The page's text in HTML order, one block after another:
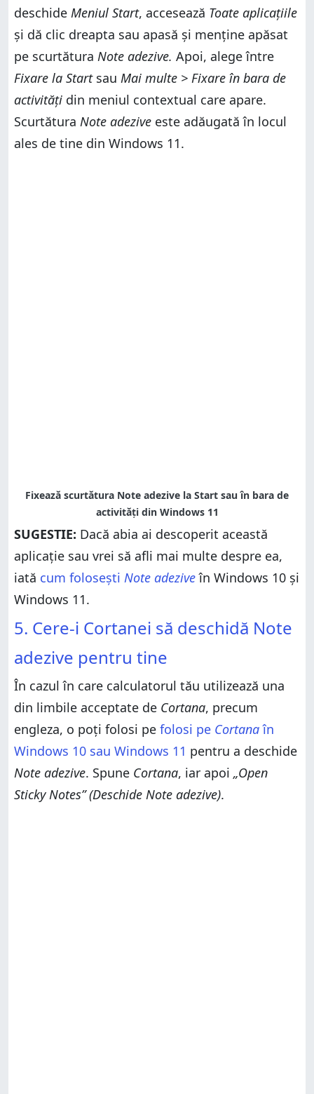
deschide Meniul Start, accesează Toate aplicațiile
și dă clic dreapta sau apasă și menține apăsat
pe scurtătura Note adezive. Apoi, alege între
Fixare la Startsau Mai multe > Fixare în bara de
activități din meniul contextual care apare.
Scurtătura Note adezive este adăugată în locul
ales de tine din Windows 11.
SUGESTIE: Dacă abia ai descoperit această
aplicație sau vrei să afli mai multe despre ea,
iată cum folosești Note adeziveîn Windows 10 și
Windows 11.
5. Cere-i Cortanei să deschidă Note
adezive pentru tine
În cazul în care calculatorul tău utilizează una
din limbile acceptate de Cortana, precum
engleza, o poți folosi pe folosi pe Cortanaîn
Windows 10 sau Windows 11 pentru a deschide
Note adezive. Spune Cortana, iar apoi „Open
Sticky Notes” (Deschide Note adezive).